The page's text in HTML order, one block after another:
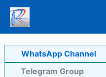
Skip
content
WhatsApp Channel
Telegram Group